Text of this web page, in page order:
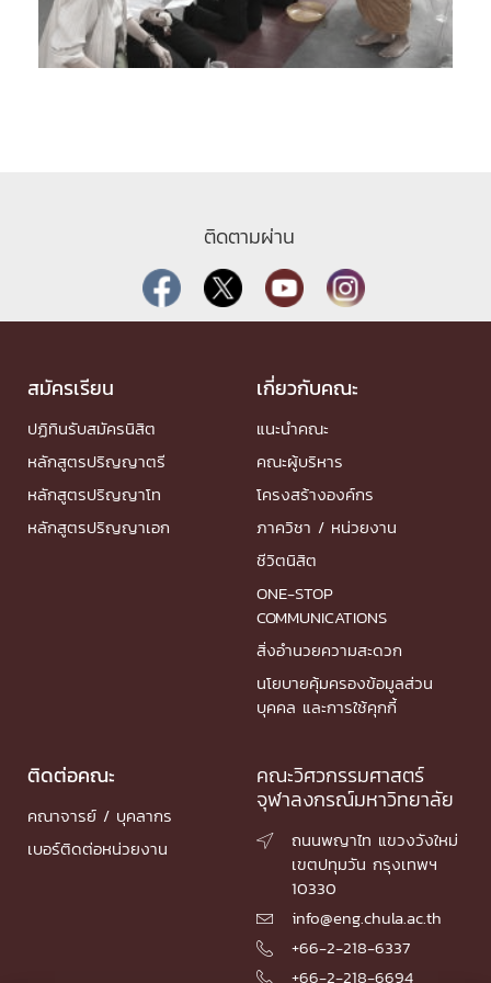
ติดตามผ่าน
สมัครเรียน
ปฏิทินรับสมัครนิสิต
หลักสูตรปริญญาตรี
หลักสูตรปริญญาโท
หลักสูตรปริญญาเอก
เกี่ยวกับคณะ
แนะนำคณะ
คณะผู้บริหาร
โครงสร้างองค์กร
ภาควิชา / หน่วยงาน
ชีวิตนิสิต
ONE-STOP
COMMUNICATIONS
สิ่งอำนวยความสะดวก
นโยบายคุ้มครองข้อมูลส่วน
บุคคล และการใช้คุกกี้
ติดต่อคณะ
คณาจารย์ / บุคลากร
เบอร์ติดต่อหน่วยงาน
คณะวิศวกรรมศาสตร์
จุฬาลงกรณ์มหาวิทยาลัย

ถนนพญาไท แขวงวังใหม่
เขตปทุมวัน กรุงเทพฯ
10330
 info@eng.chula.ac.th
 +66-2-218-6337
 +66-2-218-6694